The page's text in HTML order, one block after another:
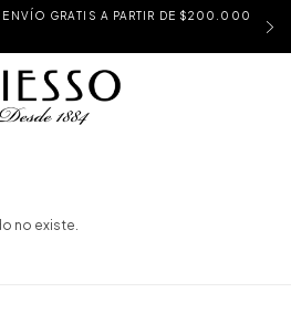
GRATIS A PARTIR DE $200.000
no existe.